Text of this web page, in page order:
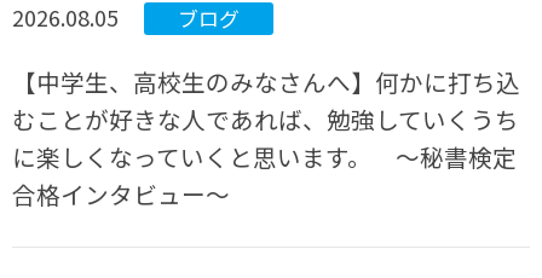
2026.08.05 ブログ
【中学生、高校生のみなさんへ】何かに打ち込
むことが好きな人であれば、勉強していくうち
に楽しくなっていくと思います。 ～秘書検定
合格インタビュー～